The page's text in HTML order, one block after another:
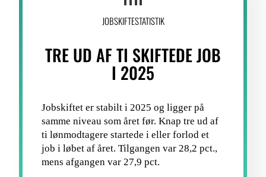
JOBSKIFTESTATISTIK
TRE UD AF TI SKIFTEDE JOB
I 2025
Jobskiftet er stabilt i 2025 og ligger på
samme niveau som året før. Knap tre ud af
ti lønmodtagere startede i eller forlod et
job i løbet af året. Tilgangen var 28,2 pct.,
mens afgangen var 27,9 pct.